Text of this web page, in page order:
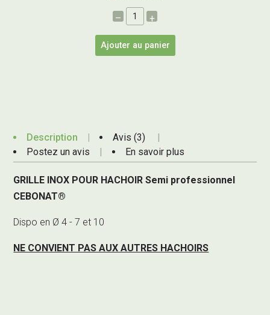
– +
Ajouter au panier
Description
Avis (3)
Postez un avis
En savoir plus
GRILLE INOX POUR HACHOIR Semi professionnel
CEBONAT®
Dispo en Ø 4 - 7 et 10
NE CONVIENT PAS AUX AUTRES HACHOIRS